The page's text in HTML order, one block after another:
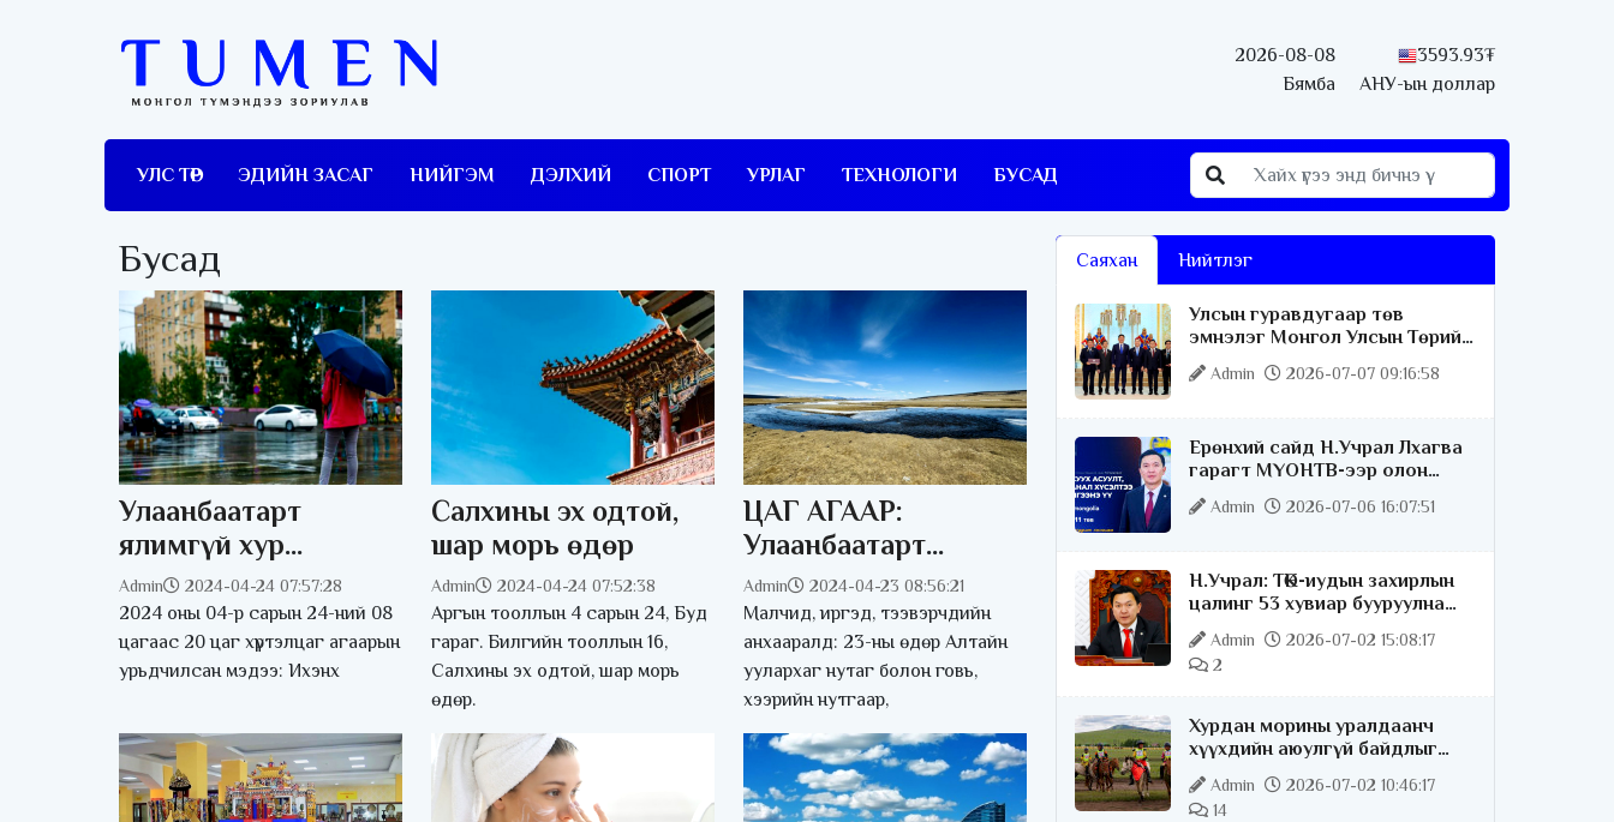
2026-08-08
Бямба
3593.93₮
АНУ-ын доллар
УЛС ТӨР ЭДИЙН ЗАСАГ НИЙГЭМ ДЭЛХИЙ СПОРТ УРЛАГ ТЕХНОЛОГИ БУСАД
Бусад
Улаанбаатарт
ялимгүй хур
тунадастай, 8
хэмийн дулаан
Admin 2024-04-24 07:57:28
2024 оны 04-р сарын 24-ний 08
цагаас 20 цаг хүртэлцаг агаарын
урьдчилсан мэдээ: Ихэнх
Салхины эх одтой,
шар морь өдөр
Admin 2024-04-24 07:52:38
Аргын тооллын 4 сарын 24, Буд
гараг. Билгийн тооллын 16,
Салхины эх одтой, шар морь
өдөр.
ЦАГ АГААР:
Улаанбаатарт
өдөртөө ялимгүй
хур тунадас орно
Admin 2024-04-23 08:56:21
Малчид, иргэд, тээвэрчдийн
анхааралд: 23-ны өдөр Алтайн
уулархаг нутаг болон говь,
хээрийн нутгаар,
Саяхан Нийтлэг
Улсын гуравдугаар төв
эмнэлэг Монгол Улсын Төрийн
соёрхлыг 4 дэх удаагаа
хүртлээ
Admin 2026-07-07 09:16:58
Ерөнхий сайд Н.Учрал Лхагва
гарагт МҮОНТВ-ээр олон
нийттэй шууд ярилцана
Admin 2026-07-06 16:07:51
Н.Учрал: ТӨК-иудын захирлын
цалинг 53 хувиар бууруулна
гэдгээ хатуу,
хариуцлагатайгаар хэлье
Admin
2026-07-02 15:08:17
2
Хурдан морины уралдаанч
хүүхдийн аюулгүй байдлыг
хангах чиглэлээр ажиллаж
байна
Admin
2026-07-02 10:46:17
14